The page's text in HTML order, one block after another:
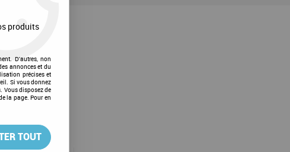
produits
D'autres, non
annonces et du
précises et
Si vous donnez
Vous disposez de
la page. Pour en
TOUT